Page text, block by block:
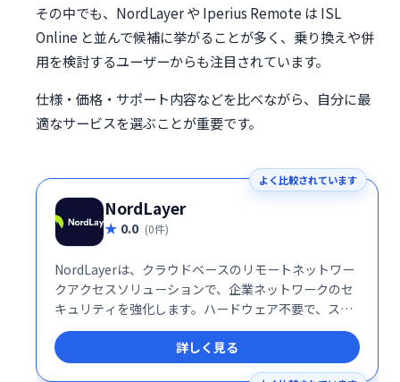
その中でも、NordLayer や Iperius Remote は ISL
Online と並んで候補に挙がることが多く、乗り換えや併
用を検討するユーザーからも注目されています。
仕様・価格・サポート内容などを比べながら、自分に最
適なサービスを選ぶことが重要です。
よく比較されています
NordLayer
0.0 (0件)
NordLayerは、クラウドベースのリモートネットワー
クアクセスソリューションで、企業ネットワークのセ
キュリティを強化します。ハードウェア不要で、スケ
ーラビリティや統合の複雑さを軽減し、安全で効率的
なリモートアクセスを提供します。柔軟なプラットフ
ォームにより、ITインフラの最適化とセキュリティ向
詳しく見る